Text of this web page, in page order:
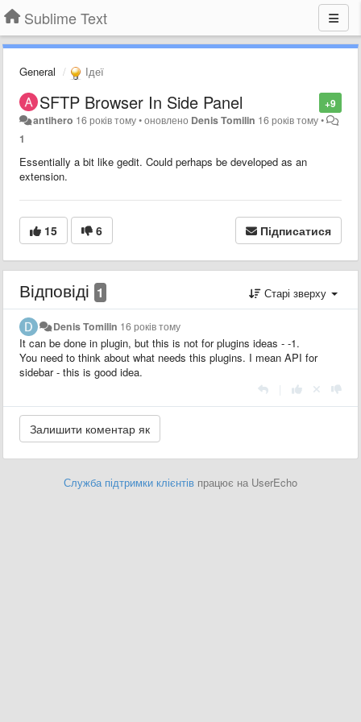
Sublime Text
General Ідеї
+9
SFTP Browser In Side Panel
antihero 16 років тому•оновлено Denis Tomilin 16 років тому•
1
Essentially a bit like gedit. Could perhaps be developed as an
extension.
15 6 Підписатися
Відповіді 1 Старі зверху
Denis Tomilin 16 років тому
It can be done in plugin, but this is not for plugins ideas - -1.
You need to think about what needs this plugins. I mean API for
sidebar - this is good idea.
Служба підтримки клієнтів працює на UserEcho